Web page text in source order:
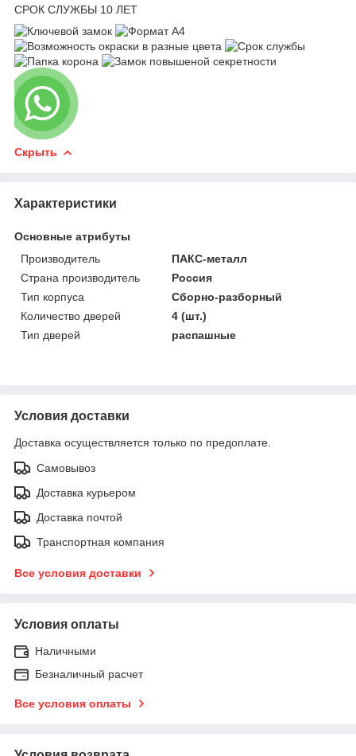
СРОК СЛУЖБЫ 10 ЛЕТ
Скрыть
Характеристики
Основные атрибуты
Производитель
ПАКС-металл
Страна производитель
Россия
Тип корпуса
Сборно-разборный
Количество дверей
4 (шт.)
Тип дверей
распашные
Условия доставки
Доставка осуществляется только по предоплате.
Самовывоз
Доставка курьером
Доставка почтой
Транспортная компания
Все условия доставки
Условия оплаты
Наличными
Безналичный расчет
Все условия оплаты